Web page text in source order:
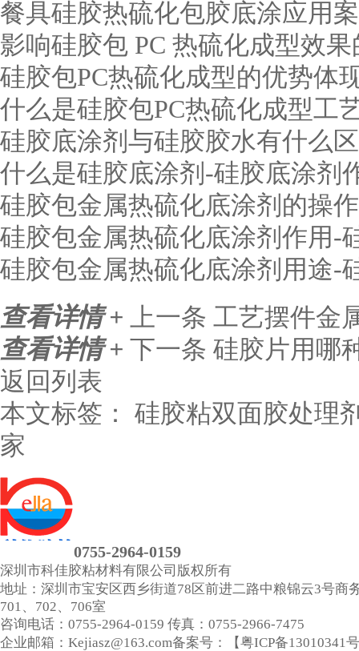
餐具硅胶热硫化包胶底涂应用
影响硅胶包 PC 热硫化成型效
硅胶包PC热硫化成型的优势体
什么是硅胶包PC热硫化成型工
硅胶底涂剂与硅胶胶水有什么
什么是硅胶底涂剂-硅胶底涂剂
硅胶包金属热硫化底涂剂的操
硅胶包金属热硫化底涂剂作用-
硅胶包金属热硫化底涂剂用途-
查看详情 +
上一条 工艺摆件金
查看详情 + 下一条 硅胶片用哪
返回列表
本文标签： 硅胶粘双面胶处理
家
0755-2964-0159
深圳市科佳胶粘材料有限公司 版权所有
地址：深圳市宝安区西乡街道78区前进二路中粮锦云3号商
701、702、706室
咨询电话：0755-2964-0159 传真：0755-2966-7475
企业邮箱：Kejiasz@163.com备案号：【粤ICP备13010341号